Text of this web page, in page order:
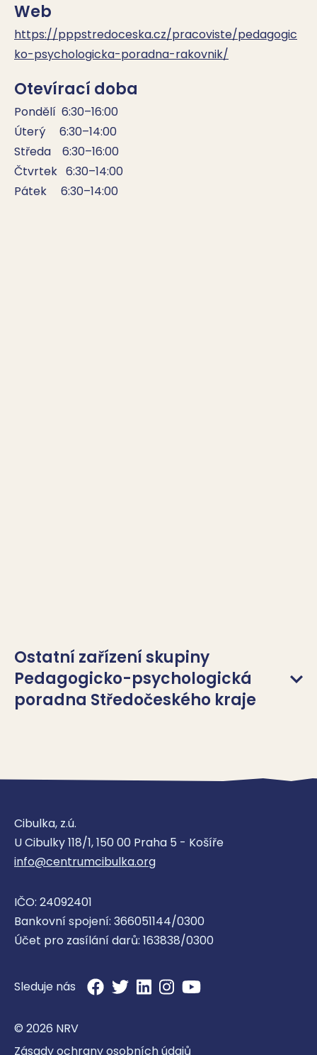
Web
https://pppstredoceska.cz/pracoviste/pedagogic
ko-psychologicka-poradna-rakovnik/
Otevírací doba
Pondělí  6:30–16:00
Úterý     6:30–14:00
Středa    6:30–16:00
Čtvrtek   6:30–14:00
Pátek     6:30–14:00
Ostatní zařízení skupiny
Pedagogicko-psychologická
poradna Středočeského kraje
Pedagogicko psychologická
Pedagogicko-psychologická poradna
Pedagogicko psychologická
poradna – Černošice
Pedagogicko-psychologická poradna
Cibulka, z.ú.
U Cibulky 118/1, 150 00 Praha 5 - Košíře
info@centrumcibulka.org
IČO: 24092401
Bankovní spojení: 366051144/0300
Účet pro zasílání darů: 163838/0300
Sleduje nás
© 2026 NRV
Zásady ochrany osobních údajů